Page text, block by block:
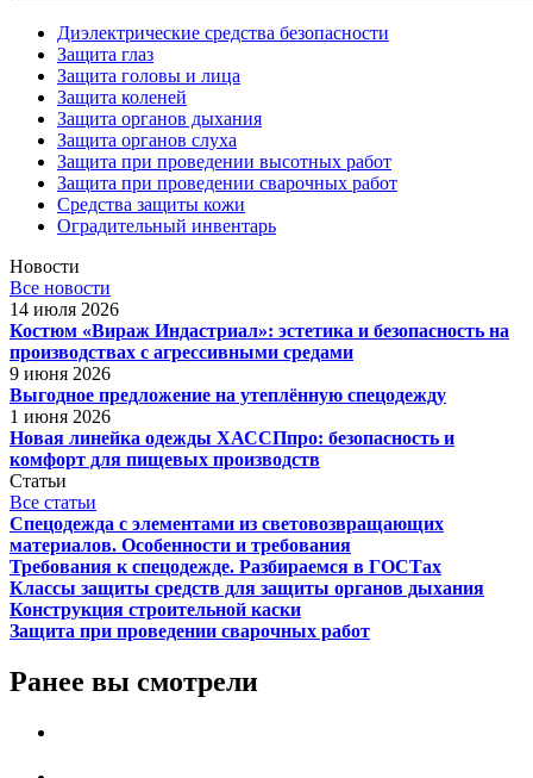
Диэлектрические средства безопасности
Защита глаз
Защита головы и лица
Защита коленей
Защита органов дыхания
Защита органов слуха
Защита при проведении высотных работ
Защита при проведении сварочных работ
Средства защиты кожи
Оградительный инвентарь
Новости
Все новости
14 июля 2026
Костюм «Вираж Индастриал»: эстетика и безопасность на
производствах с агрессивными средами
9 июня 2026
Выгодное предложение на утеплённую спецодежду
1 июня 2026
Новая линейка одежды ХАССПпро: безопасность и
комфорт для пищевых производств
Статьи
Все статьи
Спецодежда с элементами из световозвращающих
материалов. Особенности и требования
Требования к спецодежде. Разбираемся в ГОСТах
Классы защиты средств для защиты органов дыхания
Конструкция строительной каски
Защита при проведении сварочных работ
Ранее вы смотрели